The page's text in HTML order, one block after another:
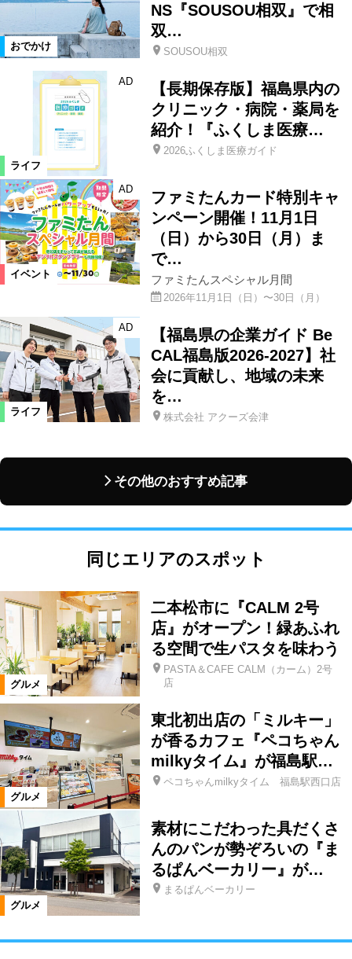
おでかけ
NS『SOUSOU相双』で相
双…
SOUSOU相双
ライフ
AD
【長期保存版】福島県内の
クリニック・病院・薬局を
紹介！『ふくしま医療…
2026ふくしま医療ガイド
イベント
AD
ファミたんカード特別キャ
ンペーン開催！11月1日
（日）から30日（月）ま
で…
ファミたんスペシャル月間
2026年11月1日（日）〜30日（月）
ライフ
AD
【福島県の企業ガイド Be
CAL福島版2026-2027】社
会に貢献し、地域の未来
を…
株式会社 アクーズ会津
その他のおすすめ記事
同じエリアのスポット
グルメ
二本松市に『CALM 2号
店』がオープン！緑あふれ
る空間で生パスタを味わう
PASTA＆CAFE CALM（カーム）2号
店
グルメ
東北初出店の「ミルキー」
が香るカフェ『ペコちゃん
milkyタイム』が福島駅…
ペコちゃんmilkyタイム 福島駅西口店
グルメ
素材にこだわった具だくさ
んのパンが勢ぞろいの『ま
るぱんベーカリー』が…
まるぱんベーカリー